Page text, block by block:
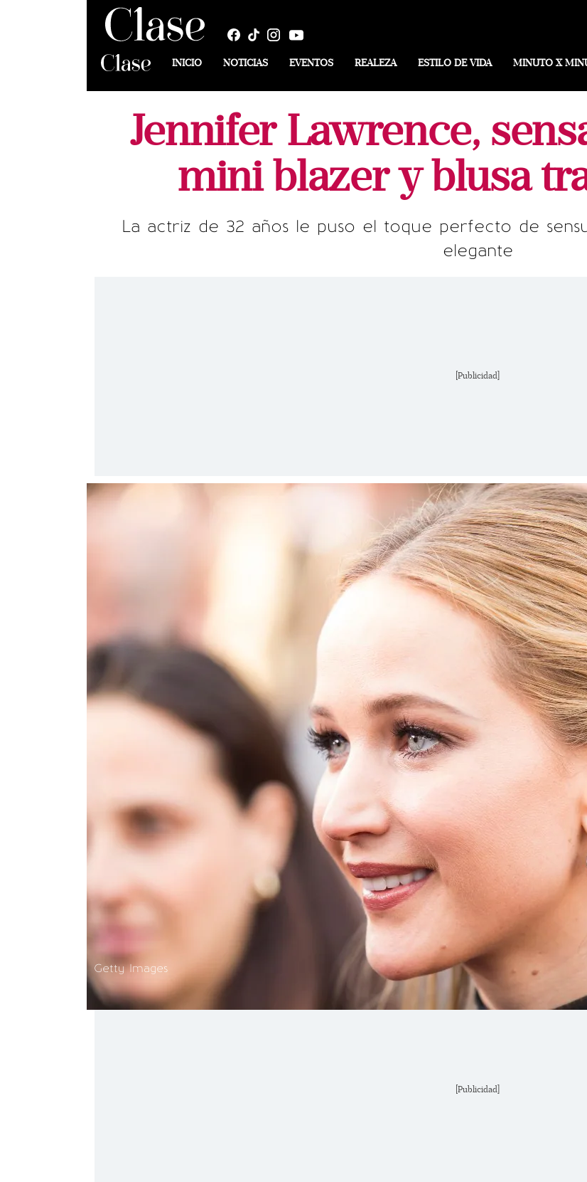
INICIO NOTICIAS EVENTOS REALEZA ESTILO DE VIDA MINUTO X
Jennifer Lawrence,
mini blazer y blusa
La actriz de 32 años le puso el toque perfecto de
elegante
[Publicidad]
Getty Images
[Publicidad]